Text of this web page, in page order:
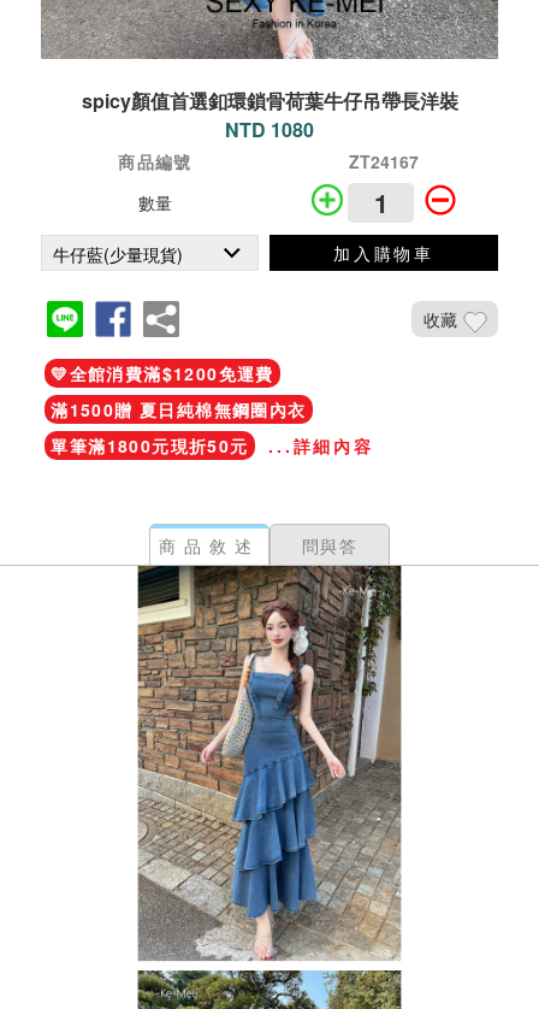
spicy顏值首選釦環鎖骨荷葉牛仔吊帶長洋裝
NTD 1080
商品編號
ZT24167
數量
加入購物車
收藏
💛全館消費滿$1200免運費
滿1500贈 夏日純棉無鋼圈內衣
單筆滿1800元現折50元
...詳細內容
商品敘述 問與答